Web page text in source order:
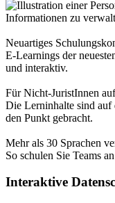
Neuartiges
E-Learnings der
und interaktiv.
Für Nicht-JuristInnen
Die Lerninhalte sind auf
den Punkt gebracht.
Mehr als 30 Sprachen
So schulen Sie Teams
Interaktive